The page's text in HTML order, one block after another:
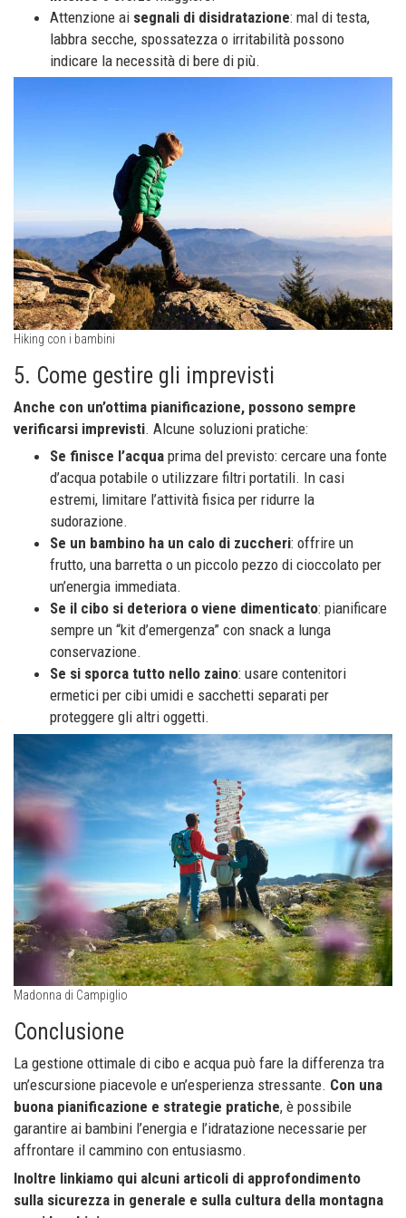
Attenzione ai segnali di disidratazione: mal di testa,
labbra secche, spossatezza o irritabilità possono
indicare la necessità di bere di più.
Hiking con i bambini
5. Come gestire gli imprevisti
Anche con un’ottima pianificazione, possono sempre
verificarsi imprevisti. Alcune soluzioni pratiche:
Se finisce l’acqua prima del previsto: cercare una fonte
d’acqua potabile o utilizzare filtri portatili. In casi
estremi, limitare l’attività fisica per ridurre la
sudorazione.
Se un bambino ha un calo di zuccheri: offrire un
frutto, una barretta o un piccolo pezzo di cioccolato per
un’energia immediata.
Se il cibo si deteriora o viene dimenticato: pianificare
sempre un “kit d’emergenza” con snack a lunga
conservazione.
Se si sporca tutto nello zaino: usare contenitori
ermetici per cibi umidi e sacchetti separati per
proteggere gli altri oggetti.
Madonna di Campiglio
Conclusione
La gestione ottimale di cibo e acqua può fare la differenza tra
un’escursione piacevole e un’esperienza stressante. Con una
buona pianificazione e strategie pratiche, è possibile
garantire ai bambini l’energia e l’idratazione necessarie per
affrontare il cammino con entusiasmo.
Inoltre linkiamo qui alcuni articoli di approfondimento
sulla sicurezza in generale e sulla cultura della montagna